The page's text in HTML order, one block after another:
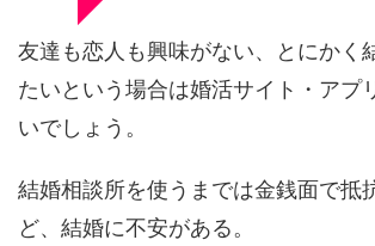
友達も恋人も興味がない、とにかく
たいという場合は婚活サイト・アプ
いでしょう。
結婚相談所を使うまでは金銭面で抵
ど、結婚に不安がある。